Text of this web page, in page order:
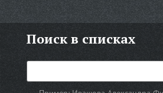
Поиск в списках